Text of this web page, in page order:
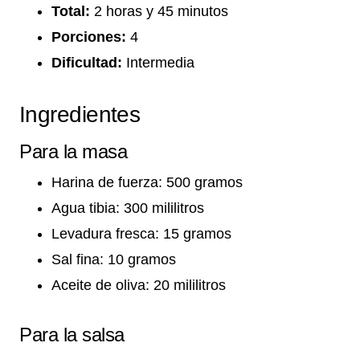
Total: 2 horas y 45 minutos
Porciones: 4
Dificultad: Intermedia
Ingredientes
Para la masa
Harina de fuerza: 500 gramos
Agua tibia: 300 mililitros
Levadura fresca: 15 gramos
Sal fina: 10 gramos
Aceite de oliva: 20 mililitros
Para la salsa